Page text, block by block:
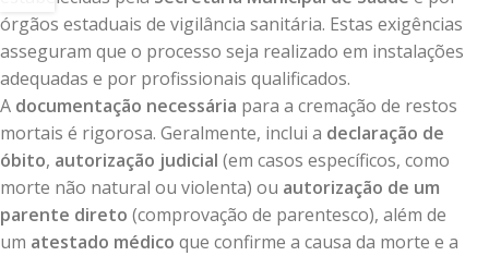
órgãos estaduais de vigilância sanitária. Estas exigências
asseguram que o processo seja realizado em instalações
adequadas e por profissionais qualificados.
A documentação necessária para a cremação de restos
mortais é rigorosa. Geralmente, inclui a declaração de
óbito, autorização judicial (em casos específicos, como
morte não natural ou violenta) ou autorização de um
parente direto (comprovação de parentesco), além de
um atestado médico que confirme a causa da morte e a